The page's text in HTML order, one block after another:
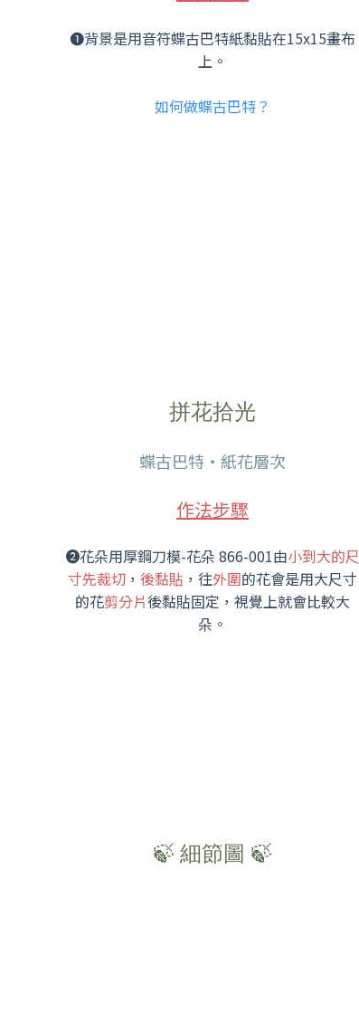
❶背景是用音符蝶古巴特紙黏貼在15x15畫布
上。
如何做蝶古巴特？
拼花拾光
蝶古巴特・紙花層次
作法步驟
➋花朵用厚鋼刀模-花朵 866-001由小到大的尺
寸先裁切， 後黏貼 ，往外圍的花會是用大尺寸
的花剪分片後黏貼固定，視覺上就會比較大
朵。
🍃 細節圖 🍃